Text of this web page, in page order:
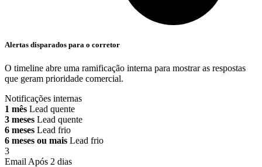
Alertas disparados para o corretor
O timeline abre uma ramificação interna para mostrar as respostas
que geram prioridade comercial.
Notificações internas
1 mês Lead quente
3 meses Lead quente
6 meses Lead frio
6 meses ou mais Lead frio
3
Email Após 2 dias